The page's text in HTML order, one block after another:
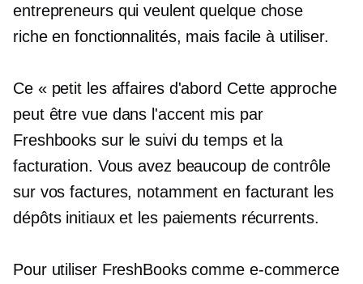
entrepreneurs qui veulent quelque chose
riche en fonctionnalités, mais facile à utiliser.
Ce « petit les affaires d'abord Cette approche
peut être vue dans l'accent mis par
Freshbooks sur le suivi du temps et la
facturation. Vous avez beaucoup de contrôle
sur vos factures, notamment en facturant les
dépôts initiaux et les paiements récurrents.
Pour utiliser FreshBooks comme e-commerce